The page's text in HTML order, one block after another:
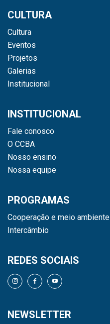
CULTURA
Cultura
Eventos
Projetos
Galerias
Institucional
INSTITUCIONAL
Fale conosco
O CCBA
Nosso ensino
Nossa equipe
PROGRAMAS
Cooperação e meio ambiente
Intercâmbio
REDES SOCIAIS
NEWSLETTER